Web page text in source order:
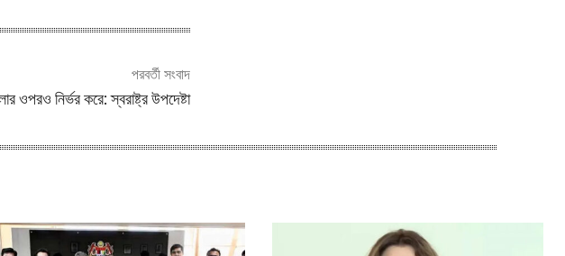
পরবর্তী সংবাদ
ওপরও নির্ভর করে: স্বরাষ্ট্র উপদেষ্টা